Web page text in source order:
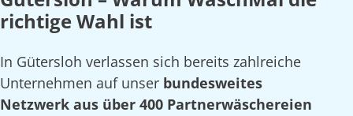
richtige Wahl ist
In Gütersloh verlassen sich bereits zahlreiche
Unternehmen auf unser bundesweites
Netzwerk aus über 400 Partnerwäschereien